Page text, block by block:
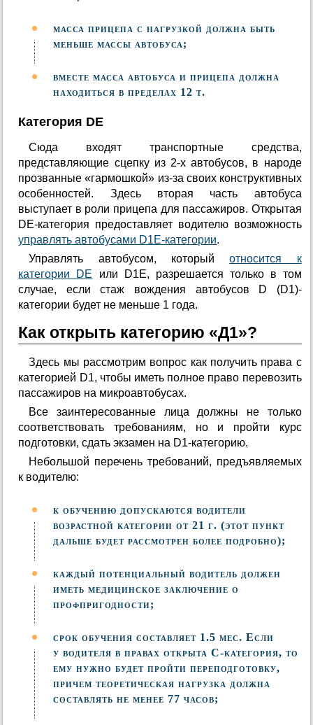
масса прицепа с нагрузкой должна быть
меньше массы автобуса;
вместе масса автобуса и прицепа должна
находиться в пределах 12 т.
Категория DE
Сюда входят транспортные средства,
представляющие сцепку из 2-х автобусов, в народе
прозванные «гармошкой» из-за своих конструктивных
особенностей. Здесь вторая часть автобуса
выступает в роли прицепа для пассажиров. Открытая
DE-категория предоставляет водителю возможность
управлять автобусами D1E-категории.
Управлять автобусом, которыйотносится к
категории DE или D1E, разрешается только в том
случае, если стаж вождения автобусов D (D1)-
категории будет не меньше 1 года.
Как открыть категорию «Д1»?
Здесь мы рассмотрим вопрос как получить права с
категорией D1, чтобы иметь полное право перевозить
пассажиров на микроавтобусах.
Все заинтересованные лица должны не только
соответствовать требованиям, но и пройти курс
подготовки, сдать экзамен на D1-категорию.
Небольшой перечень требований, предъявляемых
к водителю:
к обучению допускаются водители
возрастной категории от 21 г. (этот пункт
дальше будет рассмотрен более подробно);
каждый потенциальный водитель должен
иметь медицинское заключение о
профпригодности;
срок обучения составляет 1.5 мес. Если
у водителя в правах открыта С-категория, то
ему нужно будет пройти переподготовку,
причем теоретическая нагрузка должна
составлять не менее 77 часов;